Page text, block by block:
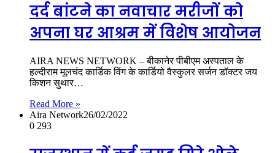
दर्द बांटने का नवाचार मरीजों को
अपना घर आश्रम में विशेष आयोजन
AIRA NEWS NETWORK – बीकानेर पीबीएम अस्पताल के
हल्दीराम मूलचंद कार्डिक विंग के कार्डियो वैस्कुलर सर्जन डॉक्टर जय
किशन सुथार…
Read More »
Aira Network26/02/2022
0 293